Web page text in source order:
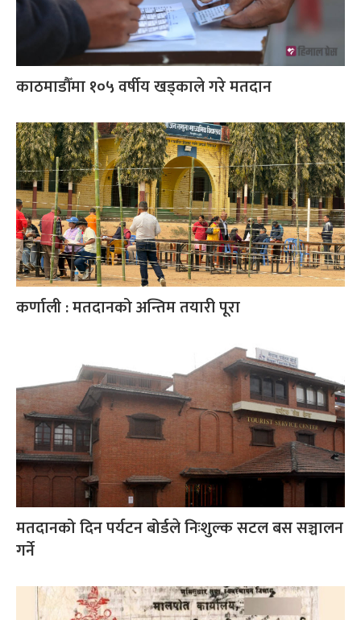
काठमाडौँमा १०५ वर्षीय खड्काले गरे मतदान
कर्णाली : मतदानको अन्तिम तयारी पूरा
मतदानको दिन पर्यटन बोर्डले निःशुल्क सटल बस सञ्चालन
गर्ने